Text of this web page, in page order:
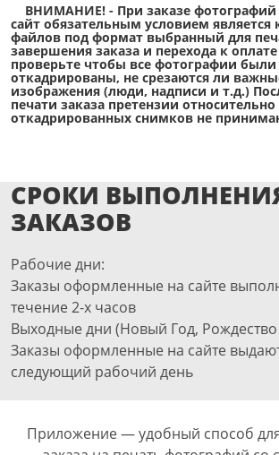
ВНИМАНИЕ! - При заказе фотографий
сайт обязательным условием является
файлов под формат выбранный для
завершения заказа и перехода к
проверьте чтобы все фотографии
откадрированы, не срезаются ли
изображения (люди, надписи и т.д.)
печати заказа претензии
откадрированных снимков не
СРОКИ
ЗАКАЗОВ
Рабочие дни:
Заказы оформленные на сайте
течение 2-х часов
Выходные дни (Новый Год, Рождество
Заказы оформленные на сайте
следующий рабочий день
Приложение — удобный способ